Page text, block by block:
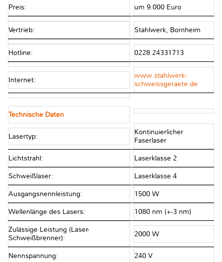
Preis: um 9.000 Euro
Vertrieb: Stahlwerk, Bornheim
Hotline: 0228 24331713
Internet:
www.stahlwerk-
schweissgeraete.de
Technische Daten
Lasertyp:
Kontinuierlicher
Faserlaser
Lichtstrahl: Laserklasse 2
Schweißlaser: Laserklasse 4
Ausgangsnennleistung: 1500 W
Wellenlänge des Lasers: 1080 nm (+-3 nm)
Zulässige Leistung (Laser-
Schweißbrenner):
2000 W
Nennspannung: 240 V